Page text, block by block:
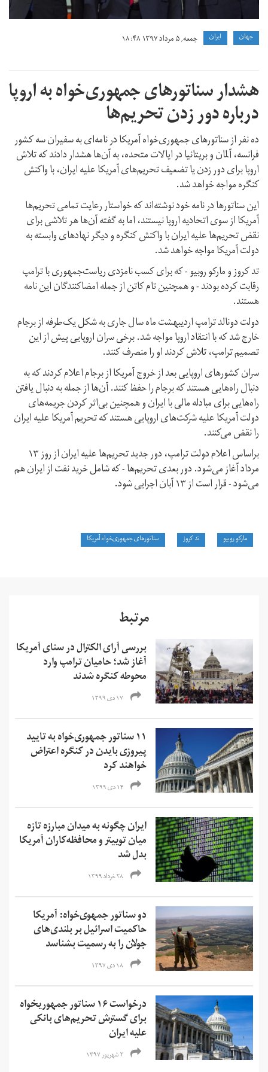
جهان ايران جمعه, ۵ مرداد ۱۳۹۷ ۱۸:۴۸
هشدار سناتورهای جمهوری‌خواه به اروپا
درباره دور زدن تحریم‌ها
ده نفر از سناتورهای جمهوری‌خواه آمریکا در نامه‌ای به سفیران سه کشور
فرانسه، آلمان و بریتانیا در ایالات متحده، به آن‌‌ها هشدار دادند که تلاش
اروپا برای دور زدن یا تضعیف تحریم‌های آمریکا علیه ایران، با واکنش
کنگره مواجه خواهد شد.
این سناتورها در نامه خود نوشته‌اند که خواستار رعایت تمامی تحریم‌ها
آمریکا از سوی اتحادیه اروپا نیستند، اما به گفته آن‌ها هر تلاشی برای
نقض تحریم‌ها علیه ایران با واکنش کنگره و دیگر نهادهای وابسته به
دولت آمریکا مواجه خواهد شد.
تد کروز و مارکو روبیو - که برای کسب نامزدی ریاست‌جمهوری با ترامپ
رقابت کرده بودند - و همچنین تام کاتن از جمله امضاکنندگان این نامه
هستند.
دولت دونالد ترامپ اردیبهشت ماه سال جاری به شکل یک‌طرفه از برجام
خارج شد که با انتقاد اروپا مواجه شد. برخی سران اروپایی پیش از این
تصمیم ترامپ، تلاش کردند او را منصرف کنند.
سران کشورهای اروپایی بعد از خروج آمریکا از برجام اعلام کردند که به
دنبال راه‌هایی هستند که برجام را حفظ کنند. آن‌ها از جمله به دنبال یافتن
راه‌هایی برای مبادله مالی با ایران و همچنین بی‌اثر کردن جریمه‌های
دولت آمریکا علیه شرکت‌های اروپایی هستند که تحریم آمریکا علیه ایران
را نقض می‌کنند.
براساس اعلام دولت ترامپ، دور جدید تحریم‌ها علیه ایران از روز ۱۳
مرداد آغاز می‌شود. دور بعدی تحریم‌ها - که شامل خرید نفت از ایران هم
می‌شود - قرار است از ۱۳ آبان اجرایی شود.
مارکو روبیو تد کروز سناتورهای جمهوری‌خواه آمریکا
مرتبط
بررسی آرای الکترال در سنای‌ آمریکا‌
آغاز شد؛ حامیان ترامپ وارد
محوطه کنگره شدند
۱۷ دی ۱۳۹۹
۱۱ سناتور جمهوری‌خواه به تایید
پیروزی بایدن در کنگره اعتراض
خواهند کرد
۱۴ دی ۱۳۹۹
ایران چگونه به میدان مبارزه تازه
میان توییتر و محافظه‌کاران آمریکا
بدل شد
۲۸ خرداد ۱۳۹۹
دو سناتور جمهوی‌خواه: آمریکا
حاکمیت اسرائیل بر بلندی‌های
جولان را به رسمیت بشناسد
۱۸ دی ۱۳۹۷
درخواست ۱۶ سناتور جمهوریخواه
برای گسترش تحریم‌های بانکی
علیه ایران
۲ شهریور ۱۳۹۷